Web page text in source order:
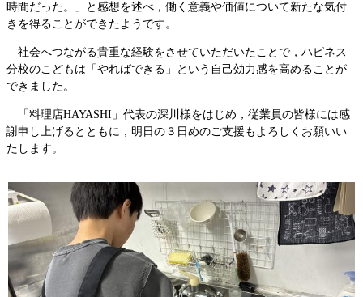
時間だった。」と感想を述べ，働く意義や価値について新たな気付
きを得ることができたようです。
社会へつながる貴重な経験をさせていただいたことで，ハピネス
分校のこどもは「やればできる」という自己効力感を高めることが
できました。
「料理店HAYASHI」代表の深川様をはじめ，従業員の皆様には感
謝申し上げるとともに，明日の３日めのご支援もよろしくお願いい
たします。